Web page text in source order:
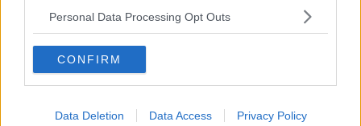
Personal Data Processing Opt Outs
CONFIRM
Data Deletion Data Access Privacy Policy
Ursprungligen postat avBatagare
Å andra sidan, vill vi att ett land som stöder terrorism skaffar
sig kärnvapen ?
inte i någon större utsträckning försvårat Irans eventuella